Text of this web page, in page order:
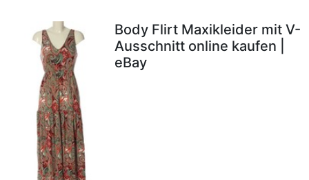
Body Flirt Maxikleider mit V-
Ausschnitt online kaufen |
eBay